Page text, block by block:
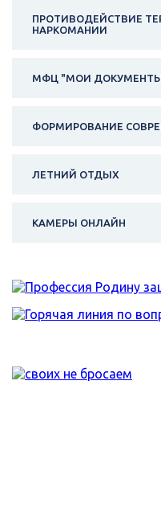
ПРОТИВОДЕЙСТВИЕ
НАРКОМАНИИ
МФЦ "МОИ
ФОРМИРОВАНИЕ
ЛЕТНИЙ ОТДЫХ
КАМЕРЫ ОНЛАЙН